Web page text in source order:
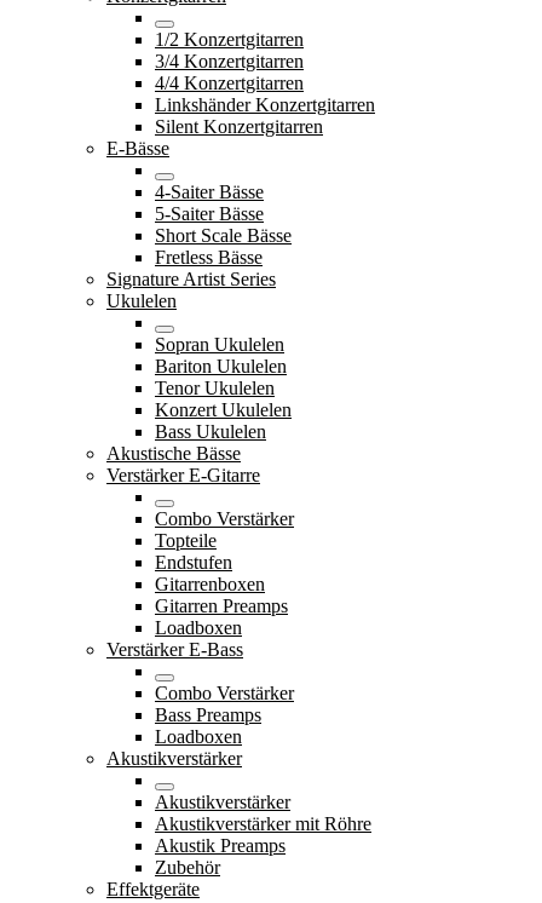
1/2 Konzertgitarren
3/4 Konzertgitarren
4/4 Konzertgitarren
Linkshänder Konzertgitarren
Silent Konzertgitarren
E-Bässe
4-Saiter Bässe
5-Saiter Bässe
Short Scale Bässe
Fretless Bässe
Signature Artist Series
Ukulelen
Sopran Ukulelen
Bariton Ukulelen
Tenor Ukulelen
Konzert Ukulelen
Bass Ukulelen
Akustische Bässe
Verstärker E-Gitarre
Combo Verstärker
Topteile
Endstufen
Gitarrenboxen
Gitarren Preamps
Loadboxen
Verstärker E-Bass
Combo Verstärker
Bass Preamps
Loadboxen
Akustikverstärker
Akustikverstärker
Akustikverstärker mit Röhre
Akustik Preamps
Zubehör
Effektgeräte